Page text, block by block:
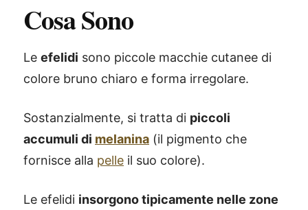
Cosa Sono
Le efelidi sono piccole macchie cutanee di
colore bruno chiaro e forma irregolare.
Sostanzialmente, si tratta di piccoli
accumuli di melanina (il pigmento che
fornisce alla pelle il suo colore).
Le efelidi insorgono tipicamente nelle zone